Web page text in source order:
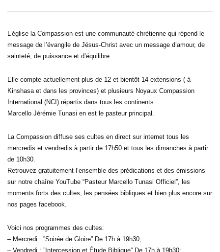
L’église la Compassion est une communauté chrétienne qui répend le
message de l’évangile de Jésus-Christ avec un message d’amour, de
sainteté, de puissance et d’équilibre.
Elle compte actuellement plus de 12 et bientôt 14 extensions ( à
Kinshasa et dans les provinces) et plusieurs Noyaux Compassion
International (NCI) répartis dans tous les continents.
Marcello Jérémie Tunasi en est le pasteur principal.
La Compassion diffuse ses cultes en direct sur internet tous les
mercredis et vendredis à partir de 17h50 et tous les dimanches à partir
de 10h30.
Retrouvez gratuitement l’ensemble des prédications et des émissions
sur notre chaîne YouTube “Pasteur Marcello Tunasi Officiel”, les
moments forts des cultes, les pensées bibliques et bien plus encore sur
nos pages facebook.
Voici nos programmes des cultes:
– Mercredi : ”Soirée de Gloire” De 17h à 19h30;
– Vendredi : ”Intercession et Étude Biblique” De 17h à 19h30;